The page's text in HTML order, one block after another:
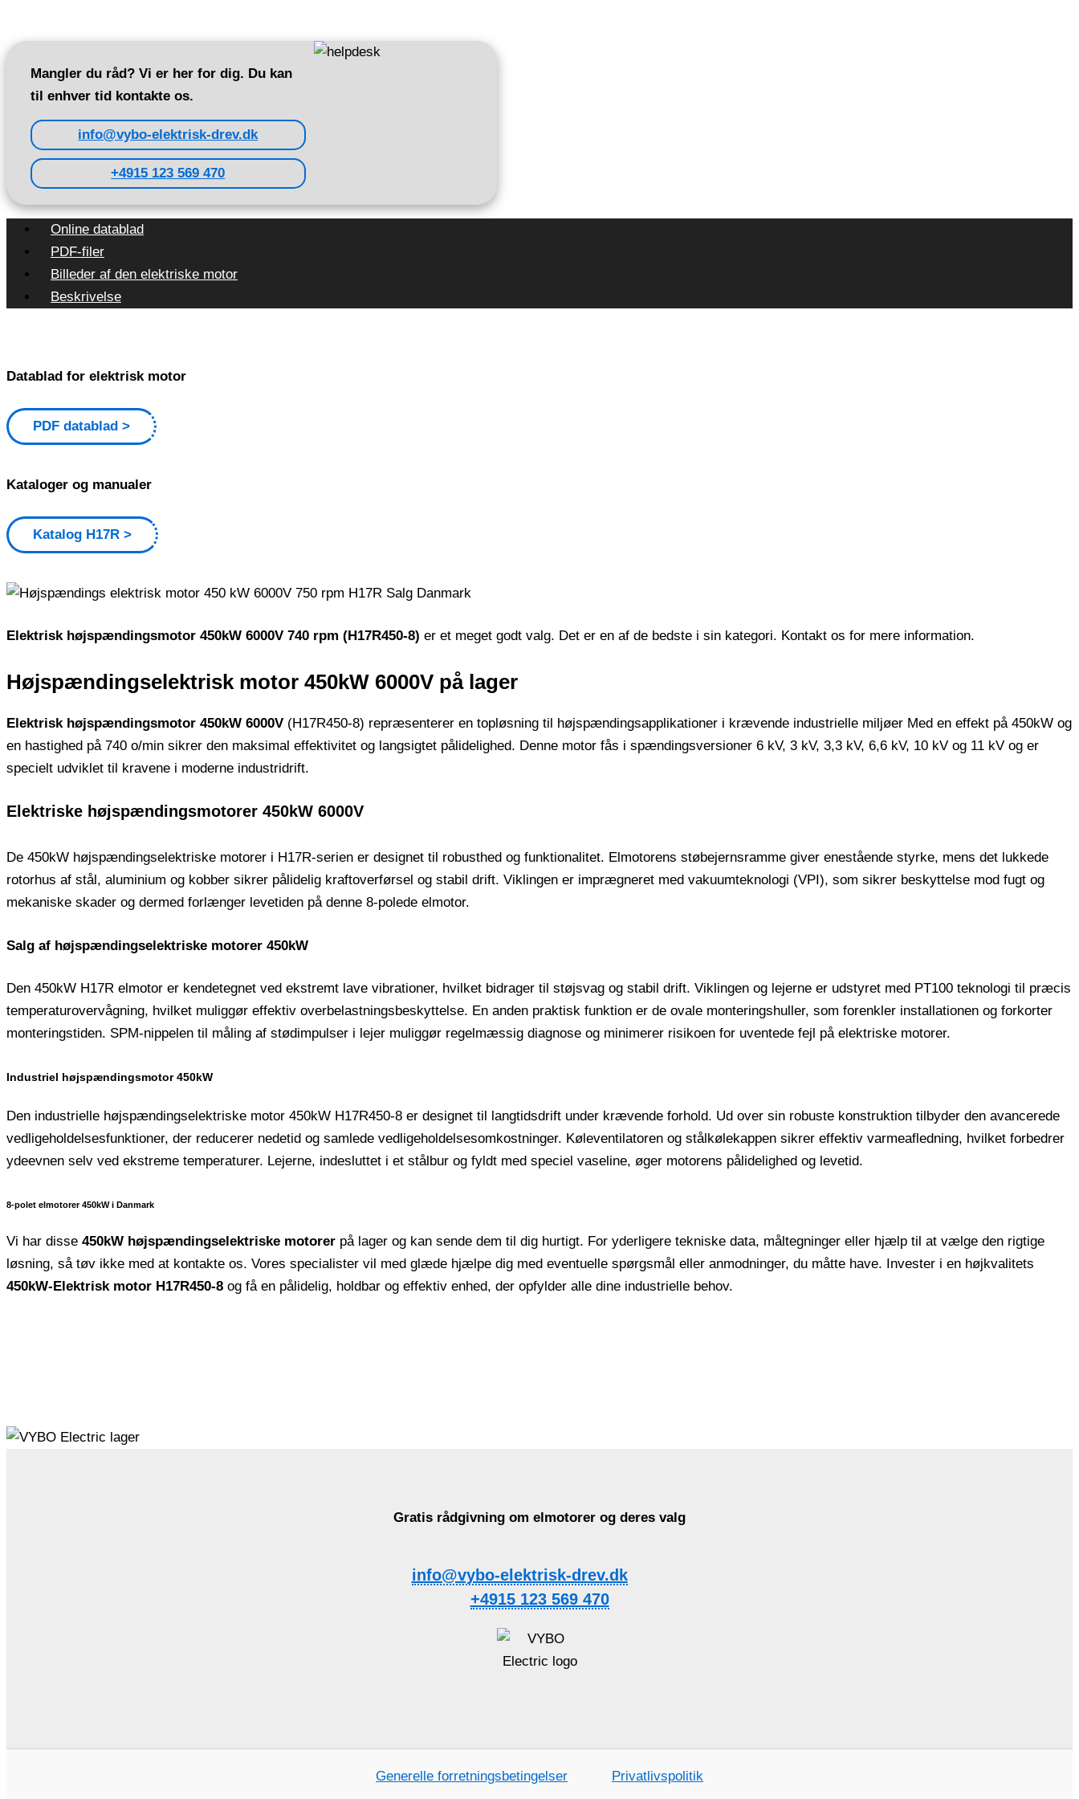
Mangler du råd? Vi er her for dig. Du kan
til enhver tid kontakte os.
info@vybo-elektrisk-drev.dk
+4915 123 569 470
Online datablad
PDF-filer
Billeder af den elektriske motor
Beskrivelse
Datablad for elektrisk motor
PDF datablad
Kataloger og manualer
Katalog H17R
Elektrisk højspændingsmotor 450kW 6000V 740 rpm (H17R450-8) er et meget godt valg. Det er en af ​​de bedste i sin kategori. Kontakt os for mere information.
Højspændingselektrisk motor 450kW 6000V på lager
Elektrisk højspændingsmotor 450kW 6000V (H17R450-8) repræsenterer en topløsning til højspændingsapplikationer i krævende industrielle miljøer Med en effekt på 450kW og
en hastighed på 740 o/min sikrer den maksimal effektivitet og langsigtet pålidelighed. Denne motor fås i spændingsversioner 6 kV, 3 kV, 3,3 kV, 6,6 kV, 10 kV og 11 kV og er
specielt udviklet til kravene i moderne industridrift.
Elektriske højspændingsmotorer 450kW 6000V
De 450kW højspændingselektriske motorer i H17R-serien er designet til robusthed og funktionalitet. Elmotorens støbejernsramme giver enestående styrke, mens det lukkede
rotorhus af stål, aluminium og kobber sikrer pålidelig kraftoverførsel og stabil drift. Viklingen er imprægneret med vakuumteknologi (VPI), som sikrer beskyttelse mod fugt og
mekaniske skader og dermed forlænger levetiden på denne 8-polede elmotor.
Salg af højspændingselektriske motorer 450kW
Den 450kW H17R elmotor er kendetegnet ved ekstremt lave vibrationer, hvilket bidrager til støjsvag og stabil drift. Viklingen og lejerne er udstyret med PT100 teknologi til præcis
temperaturovervågning, hvilket muliggør effektiv overbelastningsbeskyttelse. En anden praktisk funktion er de ovale monteringshuller, som forenkler installationen og forkorter
monteringstiden. SPM-nippelen til måling af stødimpulser i lejer muliggør regelmæssig diagnose og minimerer risikoen for uventede fejl på elektriske motorer.
Industriel højspændingsmotor 450kW
Den industrielle højspændingselektriske motor 450kW H17R450-8 er designet til langtidsdrift under krævende forhold. Ud over sin robuste konstruktion tilbyder den avancerede
vedligeholdelsesfunktioner, der reducerer nedetid og samlede vedligeholdelsesomkostninger. Køleventilatoren og stålkølekappen sikrer effektiv varmeafledning, hvilket forbedrer
ydeevnen selv ved ekstreme temperaturer. Lejerne, indesluttet i et stålbur og fyldt med speciel vaseline, øger motorens pålidelighed og levetid.
8-polet elmotorer 450kW i Danmark
Vi har disse 450kW højspændingselektriske motorer på lager og kan sende dem til dig hurtigt. For yderligere tekniske data, måltegninger eller hjælp til at vælge den rigtige
løsning, så tøv ikke med at kontakte os. Vores specialister vil med glæde hjælpe dig med eventuelle spørgsmål eller anmodninger, du måtte have. Invester i en højkvalitets
450kW-Elektrisk motor H17R450-8 og få en pålidelig, holdbar og effektiv enhed, der opfylder alle dine industrielle behov.
Gratis rådgivning om elmotorer og deres valg
info@vybo-elektrisk-drev.dk
+4915 123 569 470
Generelle forretningsbetingelser Privatlivspolitik